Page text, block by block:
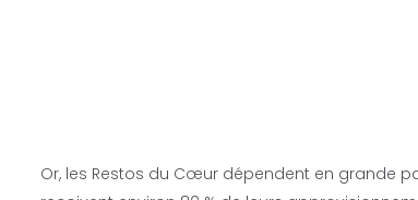
Or, les Restos du Cœur dépendent en grande